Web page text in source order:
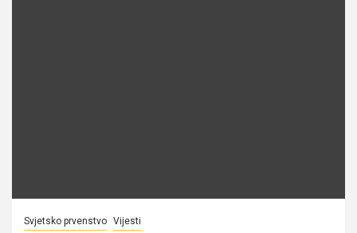
Svjetsko prvenstvo Vijesti